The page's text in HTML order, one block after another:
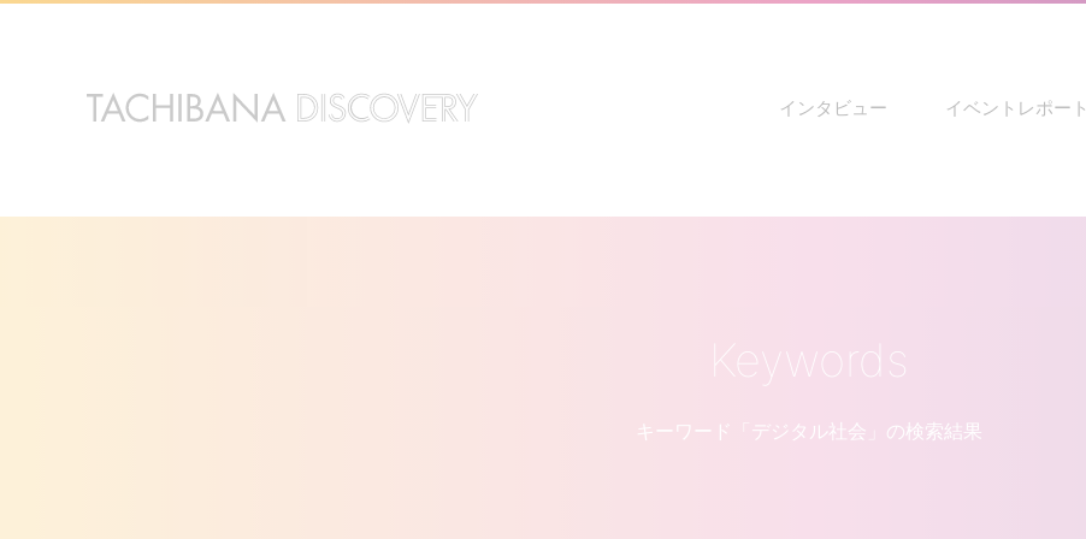
インタビュー イベントレポート
Keywords
キーワード「デジタル社会」の検索結果